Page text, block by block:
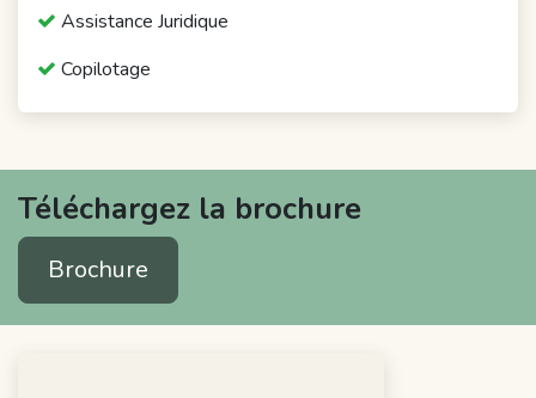
Assistance Juridique
Copilotage
Téléchargez la brochure
Brochure